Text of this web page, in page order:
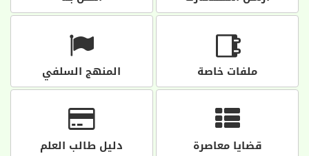
ملفات خاصة المنهج السلفي
قضايا معاصرة دليل طالب العلم